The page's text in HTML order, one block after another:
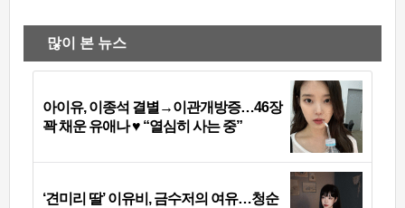
많이 본 뉴스
아이유, 이종석 결별→이관개방증…46장
꽉 채운 유애나 ♥ “열심히 사는 중”
‘견미리 딸’ 이유비, 금수저의 여유…청순